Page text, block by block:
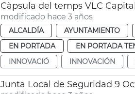
Càpsula del temps VLC
modificado hace 3 años
ALCALDÍA AYUNTAMIENTO
EN PORTADA
EN PORTADA
INNOVACIÓ
INNOVACIÓN
Junta Local de Seguridad 9